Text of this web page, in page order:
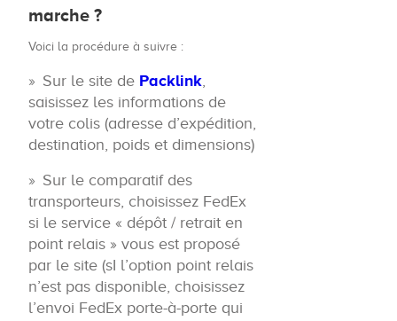
marche ?
Voici la procédure à suivre :
Sur le site de Packlink,
saisissez les informations de
votre colis (adresse d’expédition,
destination, poids et dimensions)
Sur le comparatif des
transporteurs, choisissez FedEx
si le service « dépôt / retrait en
point relais » vous est proposé
par le site (sI l’option point relais
n’est pas disponible, choisissez
l’envoi FedEx porte-à-porte qui